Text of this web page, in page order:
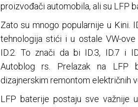
proizvođači automobila, ali su LFP
Zato su mnogo popularnije u Kini.
tehnologija stići i u ostale VW-
ID.2. To znači da bi ID.3, ID.7 i
Autoblog rs. Prelazak na LFP
dizajnerskim remontom električnih
LFP baterije postaju sve važnije